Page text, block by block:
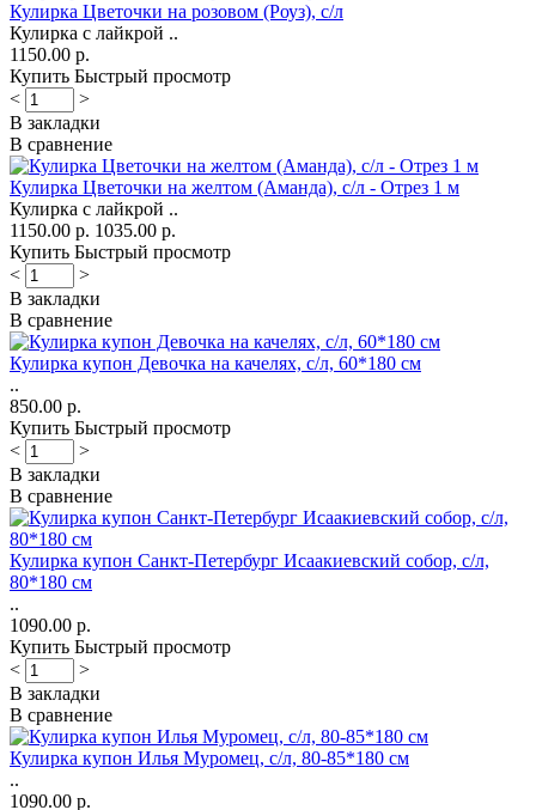
Кулирка Цветочки на розовом (Роуз), с/л
Кулирка с лайкрой ..
1150.00 р.
Купить Быстрый просмотр
<
>
В закладки
В сравнение
Кулирка Цветочки на желтом (Аманда), с/л - Отрез 1 м
Кулирка с лайкрой ..
1150.00 р. 1035.00 р.
Купить Быстрый просмотр
<
>
В закладки
В сравнение
Кулирка купон Девочка на качелях, с/л, 60*180 см
..
850.00 р.
Купить Быстрый просмотр
<
>
В закладки
В сравнение
Кулирка купон Санкт-Петербург Исаакиевский собор, с/л,
80*180 см
..
1090.00 р.
Купить Быстрый просмотр
<
>
В закладки
В сравнение
Кулирка купон Илья Муромец, с/л, 80-85*180 см
..
1090.00 р.